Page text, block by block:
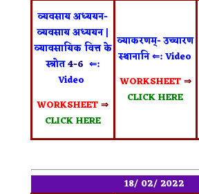
व्यवसाय अध्ययन-
व्यवसाय अध्ययन |
व्यावसायिक वित्त के
स्त्रोत4-6 ⇐:
Video
WORKSHEET⇒
CLICK HERE
व्याकरणम्- उच्चारण
स्थानानि⇐: Video
WORKSHEET⇒
CLICK HERE
18/ 02/ 2022